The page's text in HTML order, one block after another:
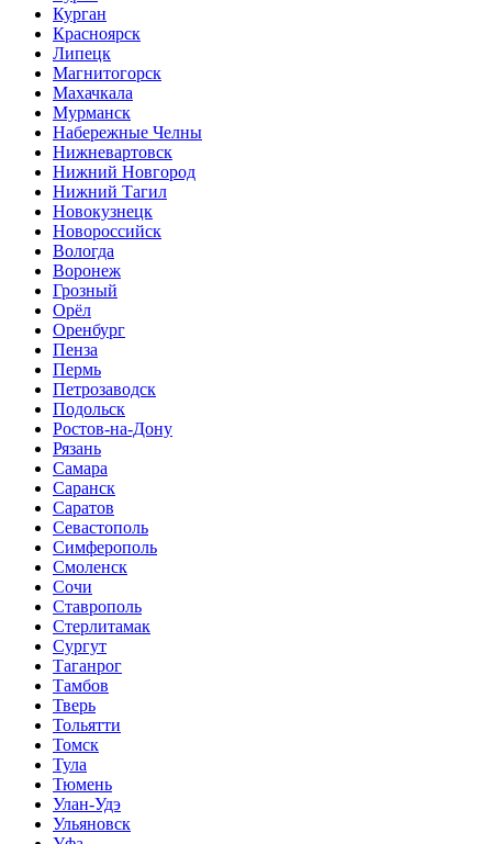
Курган
Красноярск
Липецк
Магнитогорск
Махачкала
Мурманск
Набережные Челны
Нижневартовск
Нижний Новгород
Нижний Тагил
Новокузнецк
Новороссийск
Вологда
Воронеж
Грозный
Орёл
Оренбург
Пенза
Пермь
Петрозаводск
Подольск
Ростов-на-Дону
Рязань
Самара
Саранск
Саратов
Севастополь
Симферополь
Смоленск
Сочи
Ставрополь
Стерлитамак
Сургут
Таганрог
Тамбов
Тверь
Тольятти
Томск
Тула
Тюмень
Улан-Удэ
Ульяновск